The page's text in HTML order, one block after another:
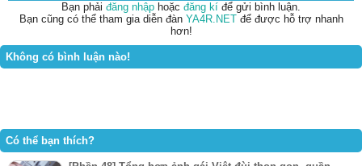
Bạn phải đăng nhập hoặc đăng kí để gửi bình luận.
Bạn cũng có thể tham gia diễn đàn YA4R.NETđể được hỗ trợ nhanh
hơn!
Không có bình luận nào!
Có thể bạn thích?